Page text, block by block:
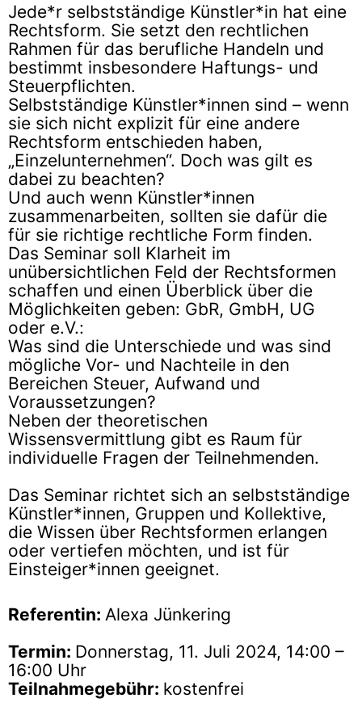
Jede*r selbstständige Künstler*in hat eine
Rechtsform. Sie setzt den rechtlichen
Rahmen für das berufliche Handeln und
bestimmt insbesondere Haftungs- und
Steuerpflichten.
Selbstständige Künstler*innen sind – wenn
sie sich nicht explizit für eine andere
Rechtsform entschieden haben,
„Einzelunternehmen“. Doch was gilt es
dabei zu beachten?
Und auch wenn Künstler*innen
zusammenarbeiten, sollten sie dafür die
für sie richtige rechtliche Form finden.
Das Seminar soll Klarheit im
unübersichtlichen Feld der Rechtsformen
schaffen und einen Überblick über die
Möglichkeiten geben: GbR, GmbH, UG
oder e.V.:
Was sind die Unterschiede und was sind
mögliche Vor- und Nachteile in den
Bereichen Steuer, Aufwand und
Voraussetzungen?
Neben der theoretischen
Wissensvermittlung gibt es Raum für
individuelle Fragen der Teilnehmenden.
Das Seminar richtet sich an selbstständige
Künstler*innen, Gruppen und Kollektive,
die Wissen über Rechtsformen erlangen
oder vertiefen möchten, und ist für
Einsteiger*innen geeignet.
Referentin: Alexa Jünkering
Termin: Donnerstag, 11. Juli 2024, 14:00 –
16:00 Uhr
Teilnahmegebühr: kostenfrei